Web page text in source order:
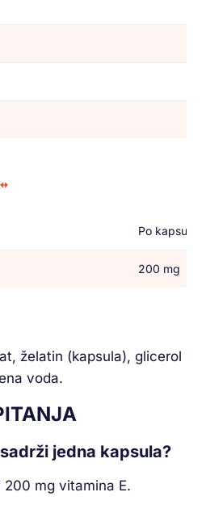
Po kapsuli
200 mg
želatin (kapsula), glicerol
voda.
jedna kapsula?
mg vitamina E.